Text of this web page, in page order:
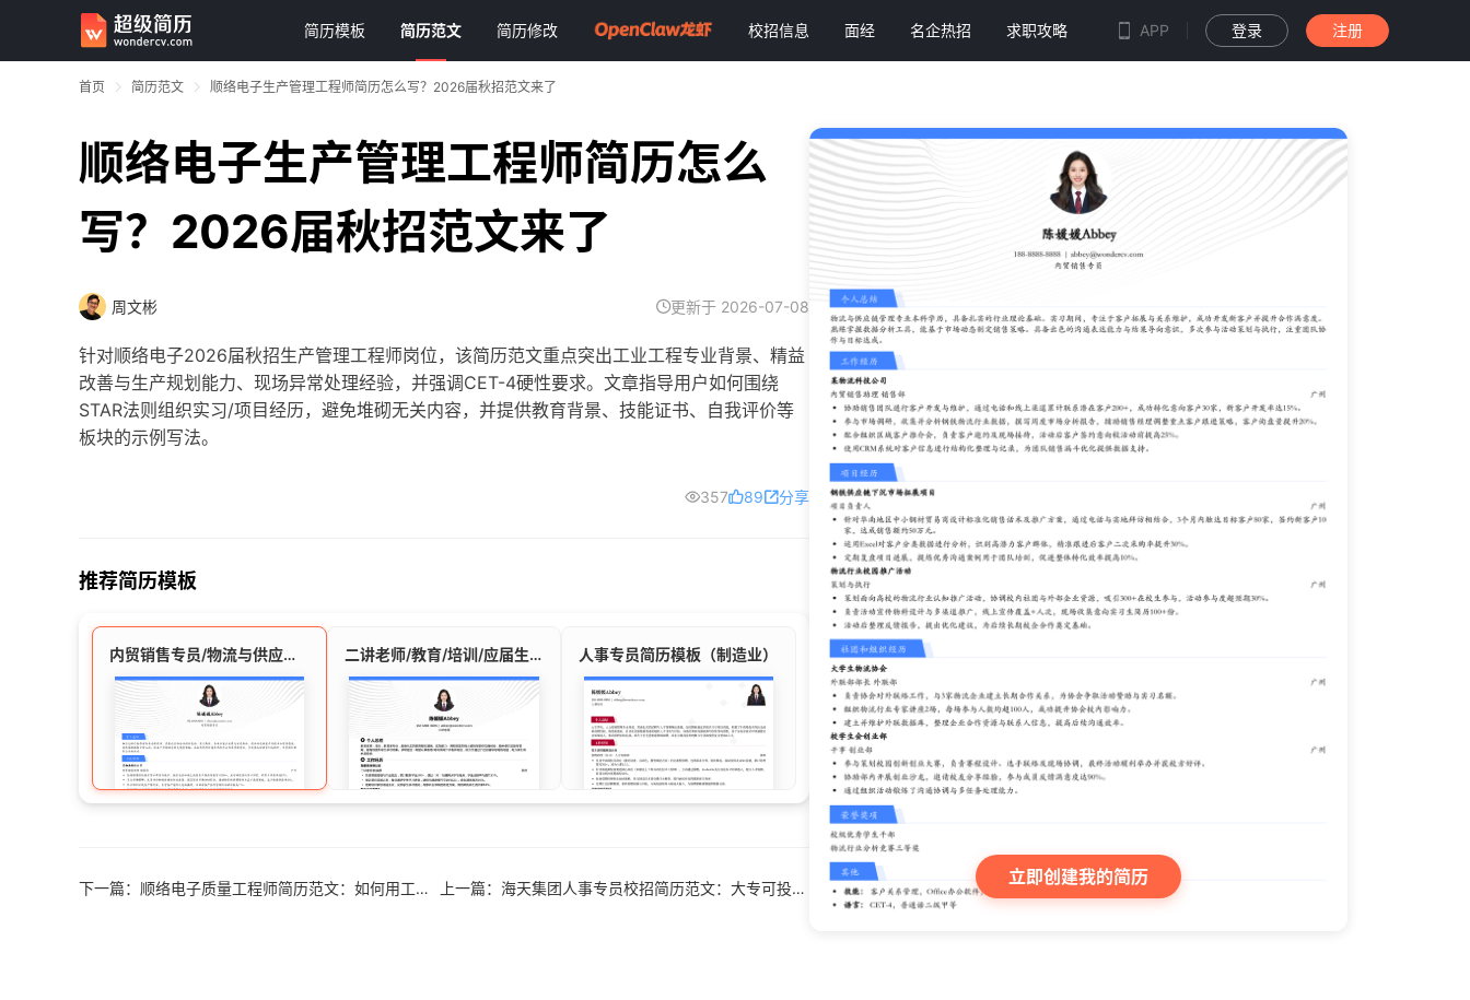
简历模板 简历范文 简历修改 校招信息 面经 名企热招 求职攻略 APP 登录 注册
首页 简历范文 顺络电子生产管理工程师简历怎么写？2026届秋招范文来了
顺络电子生产管理工程师简历怎么
写？2026届秋招范文来了
周文彬 更新于 2026-07-08
针对顺络电子2026届秋招生产管理工程师岗位，该简历范文重点突出工业工程专业背景、精益
改善与生产规划能力、现场异常处理经验，并强调CET-4硬性要求。文章指导用户如何围绕
STAR法则组织实习/项目经历，避免堆砌无关内容，并提供教育背景、技能证书、自我评价等
板块的示例写法。
357 89 分享
推荐简历模板
内贸销售专员/物流与供应链行业/应届生简历模板 二讲老师/教育/培训/应届生简历模板 人事专员简历模板（制造业）
下一篇：顺络电子质量工程师简历范文：如何用工业工程背景拿下深圳offer 上一篇：海天集团人事专员校招简历范文：大专可投，招聘实习这样写最加分
立即创建我的简历